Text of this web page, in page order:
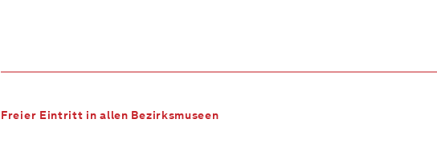
Freier Eintritt in allen Bezirksmuseen